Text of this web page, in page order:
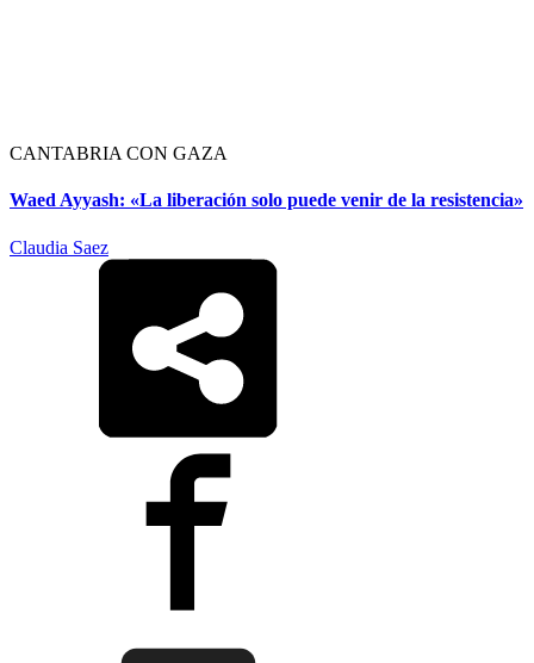
CANTABRIA CON GAZA
Waed Ayyash: «La liberación solo puede venir de la resistencia»
Claudia Saez